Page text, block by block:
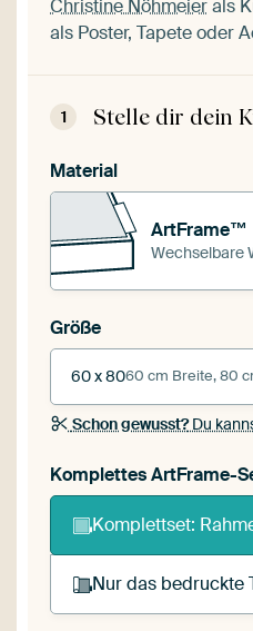
Christine Nöhmeierals
als Poster, Tapete oder
1 Stelle dir dein
Material
ArtFrame™
Wechselbare
Größe
60 x 8060 cm Breite, 80
Schon gewusst?Du
Komplettes ArtFrame-
Komplettset:
Nur das bedruckte